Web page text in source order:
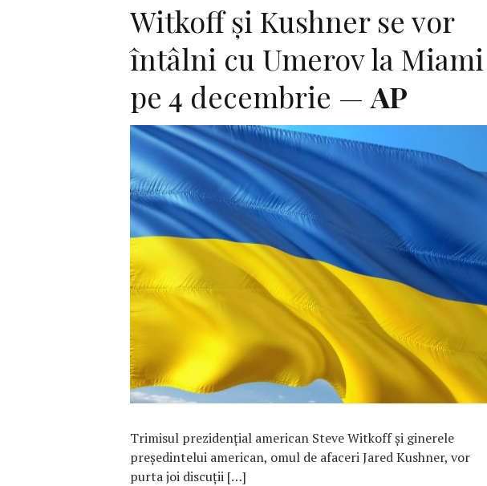
Witkoff și Kushner se vor
întâlni cu Umerov la Miami
pe 4 decembrie — AP
F
Trimisul prezidențial american Steve Witkoff și ginerele
președintelui american, omul de afaceri Jared Kushner, vor
purta joi discuții […]